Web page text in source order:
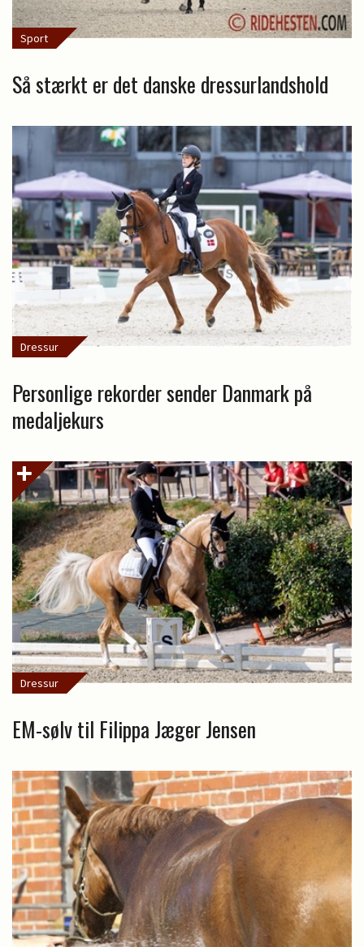
Sport
Så stærkt er det danske dressurlandshold
Dressur
Personlige rekorder sender Danmark på
medaljekurs
Dressur
EM-sølv til Filippa Jæger Jensen